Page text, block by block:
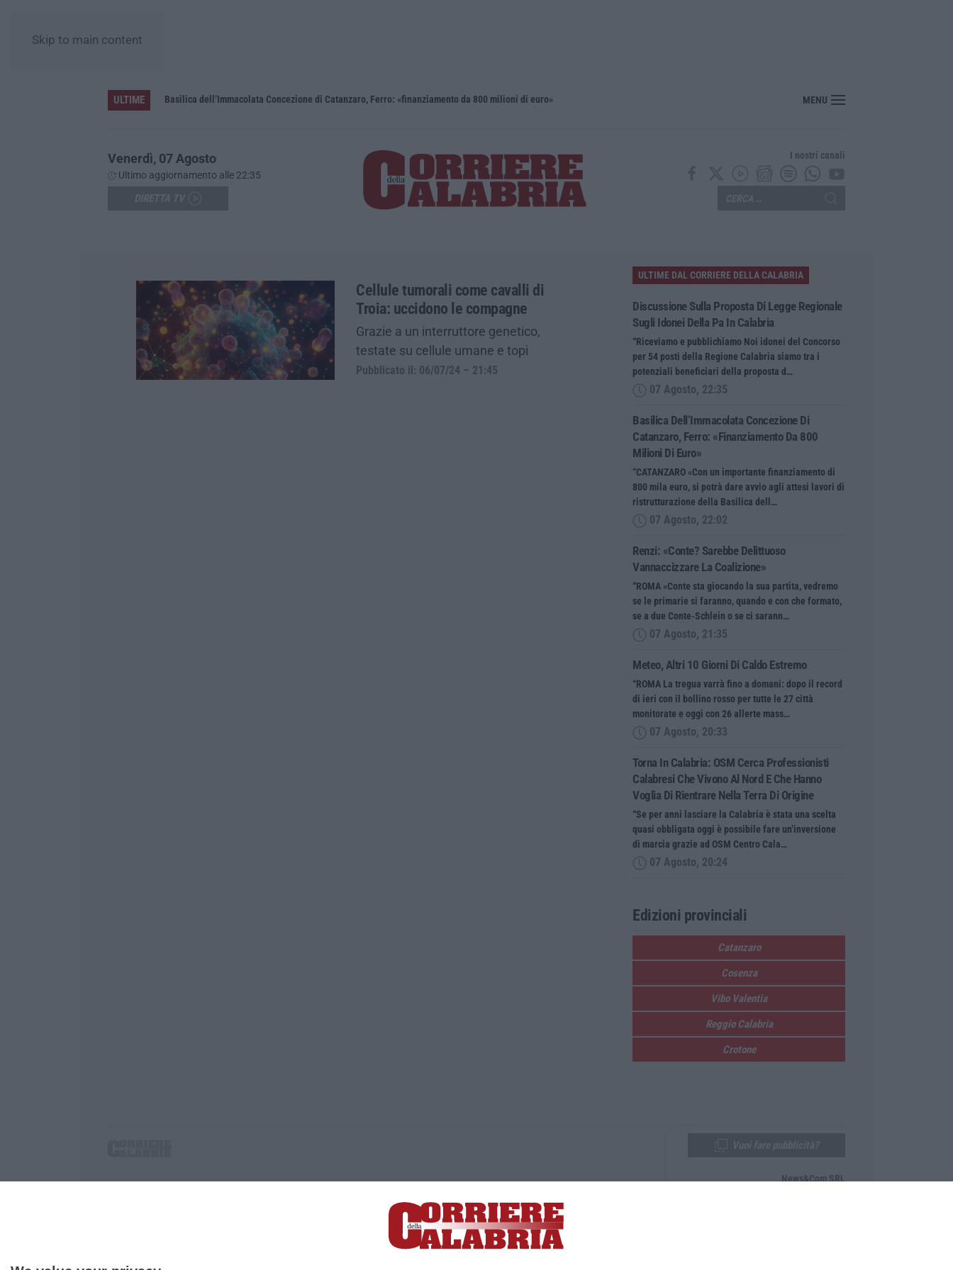
Skip to main content
ULTIME Basilica dell’Immacolata Concezione di Catanzaro, Ferro: «finanziamento da 800 milioni di euro» Renzi: «Conte? Sarebbe delittuoso vannaccizzare la coalizione»
MENU
Venerdì, 07 Agosto
Ultimo aggiornamento alle 22:35
I nostri canali
Cellule tumorali come cavalli di
Troia: uccidono le compagne
Grazie a un interruttore genetico,
testate su cellule umane e topi
Pubblicato il: 06/07/24 – 21:45
ULTIME DAL CORRIERE DELLA CALABRIA
Discussione Sulla Proposta Di Legge Regionale
Sugli Idonei Della Pa In Calabria
“Riceviamo e pubblichiamo Noi idonei del Concorso
per 54 posti della Regione Calabria siamo tra i
potenziali beneficiari della proposta d…
07 Agosto, 22:35
Basilica Dell’Immacolata Concezione Di
Catanzaro, Ferro: «finanziamento Da 800
Milioni Di Euro»
“CATANZARO «Con un importante finanziamento di
800 mila euro, si potrà dare avvio agli attesi lavori di
ristrutturazione della Basilica dell…
07 Agosto, 22:02
Renzi: «Conte? Sarebbe Delittuoso
Vannaccizzare La Coalizione»
“ROMA «Conte sta giocando la sua partita, vedremo
se le primarie si faranno, quando e con che formato,
se a due Conte-Schlein o se ci sarann…
07 Agosto, 21:35
Meteo, Altri 10 Giorni Di Caldo Estremo
“ROMA La tregua varrà fino a domani: dopo il record
di ieri con il bollino rosso per tutte le 27 città
monitorate e oggi con 26 allerte mass…
07 Agosto, 20:33
Torna In Calabria: OSM Cerca Professionisti
Calabresi Che Vivono Al Nord E Che Hanno
Voglia Di Rientrare Nella Terra Di Origine
“Se per anni lasciare la Calabria è stata una scelta
quasi obbligata oggi è possibile fare un’inversione
di marcia grazie ad OSM Centro Cala…
07 Agosto, 20:24
Edizioni provinciali
Catanzaro
Cosenza
Vibo Valentia
Reggio Calabria
Crotone
P.IVA. 03199620794, Via del mare 6/G, S.Eufemia, Lamezia Terme (CZ)
Iscrizione tribunale di Lamezia Terme 5/2011 - Direttore responsabile Paola Militano |Privacy
News&Com SRL